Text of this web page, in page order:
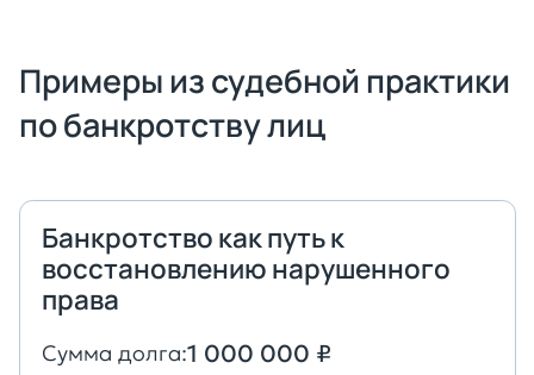
Примеры из судебной практики
по банкротству лиц
Банкротство как путь к
восстановлению нарушенного
права
Сумма долга:1 000 000 ₽